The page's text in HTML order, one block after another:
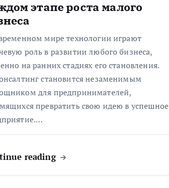
этапе роста малого
мире технологии играют
роль в развитии любого бизнеса,
на ранних стадиях его становления.
становится незаменимым
для предпринимателей,
превратить свою идею в успешное
reading